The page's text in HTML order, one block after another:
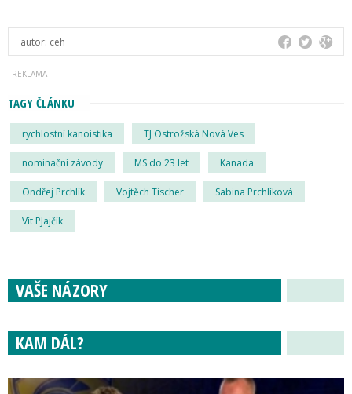
autor: ceh
TAGY ČLÁNKU
rychlostní kanoistika TJ Ostrožská Nová Ves
nominační závody MS do 23 let Kanada
Ondřej Prchlík Vojtěch Tischer Sabina Prchlíková
Vít PJajčík
VAŠE NÁZORY
KAM DÁL?